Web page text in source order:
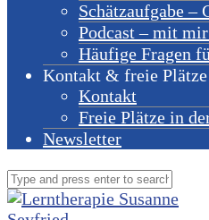
Schätzaufgabe –
Podcast – mit
Häufige Fragen
Kontakt & freie Plätze
Kontakt
Freie Plätze in
Newsletter